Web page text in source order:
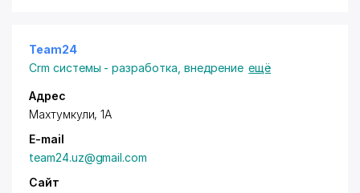
Team24
Crm системы - разработка, внедрение ещё
Адрес
Махтумкули, 1А
E-mail
team24.uz@gmail.com
Сайт